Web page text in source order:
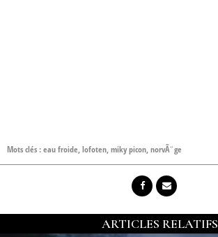
Mots clés :eau froide,lofoten,miky picon,norvÃ¨ge
ARTICLES RELATIFS